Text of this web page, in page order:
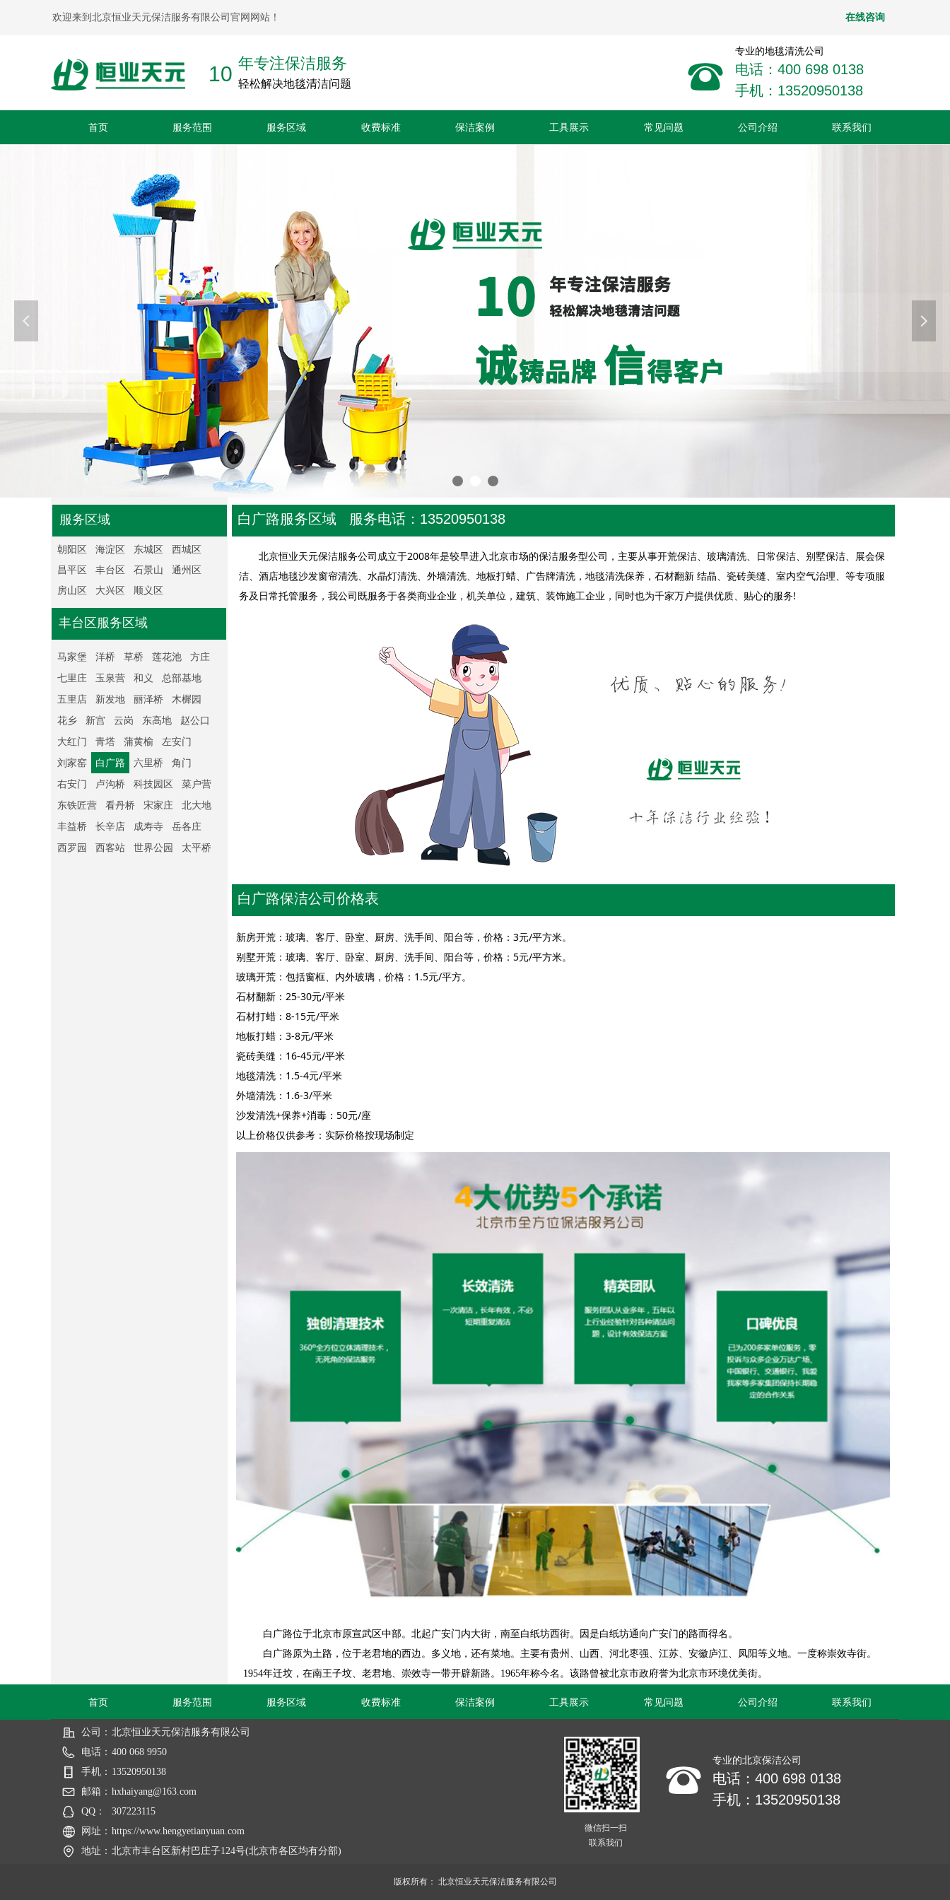
在线咨询
欢迎来到北京恒业天元保洁服务有限公司官网网站！
首页 服务范围 服务区域 收费标准 保洁案例 工具展示 常见问题 公司介绍 联系我们
10 年专注保洁服务
轻松解决地毯清洁问题 뀰
넳 넲
专业的地毯清洗公司
电话：400 698 0138
手机：13520950138
北京恒业天元保洁服务公司成立于2008年是较早进入北京市场的保洁服务型公司，主要从事开荒保洁、玻璃清洗、日常保洁、别墅保洁、展会保
洁、酒店地毯沙发窗帘清洗、水晶灯清洗、外墙清洗、地板打蜡、广告牌清洗，地毯清洗保养，石材翻新 结晶、瓷砖美缝、室内空气治理、等专项服
务及日常托管服务，我公司既服务于各类商业企业，机关单位，建筑、装饰施工企业，同时也为千家万户提供优质、贴心的服务!
白广路服务区域 服务电话：13520950138
新房开荒：玻璃、客厅、卧室、厨房、洗手间、阳台等，价格：3元/平方米。
别墅开荒：玻璃、客厅、卧室、厨房、洗手间、阳台等，价格：5元/平方米。
玻璃开荒：包括窗框、内外玻璃，价格：1.5元/平方。
石材翻新：25-30元/平米
石材打蜡：8-15元/平米
地板打蜡：3-8元/平米
瓷砖美缝：16-45元/平米
地毯清洗：1.5-4元/平米
外墙清洗：1.6-3/平米
沙发清洗+保养+消毒：50元/座
以上价格仅供参考：实际价格按现场制定
白广路位于北京市原宣武区中部。北起广安门内大街，南至白纸坊西街。因是白纸坊通向广安门的路而得名。
白广路原为土路，位于老君地的西边。多义地，还有菜地。主要有贵州、山西、河北枣强、江苏、安徽庐江、凤阳等义地。一度称崇效寺街。
1954年迁坟，在南王子坟、老君地、崇效寺一带开辟新路。1965年称今名。该路曾被北京市政府誉为北京市环境优美街。
白广路保洁公司价格表
服务区域
朝阳区 海淀区 东城区
西城区
昌平区
丰台区 石景山
通州区
房山区
大兴区 顺义区
丰台区服务区域
马家堡 洋桥 草桥 莲花池
方庄
七里庄
玉泉营 和义
总部基地
五里店
新发地 丽泽桥
木樨园
花乡
新宫 云岗 东高地
赵公口
大红门
青塔 蒲黄榆
左安门
刘家窑
白广路 六里桥
角门
右安门
卢沟桥 科技园区
菜户营
东铁匠营
看丹桥 宋家庄
北大地
丰益桥
长辛店 成寿寺
岳各庄
西罗园
西客站 世界公园 太平桥
首页 服务范围 服务区域 收费标准 保洁案例 工具展示 常见问题 公司介绍 联系我们
版权所有： 北京恒业天元保洁服务有限公司
公司： 北京恒业天元保洁服务有限公司
电话： 400 068 9950
手机： 13520950138
邮箱： hxhaiyang@163.com
QQ：
307223115
网址： https://www.hengyetianyuan.com
地址： 北京市丰台区新村巴庄子124号(北京市各区均有分部)
微信扫一扫
联系我们
뀰
专业的北京保洁公司
电话：400 698 0138
手机：13520950138